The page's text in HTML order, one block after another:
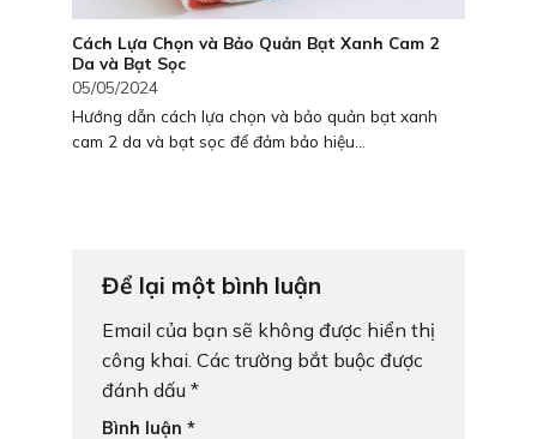
Cách Lựa Chọn và Bảo Quản Bạt Xanh Cam 2
Da và Bạt Sọc
05/05/2024
Hướng dẫn cách lựa chọn và bảo quản bạt xanh
cam 2 da và bạt sọc để đảm bảo hiệu...
Để lại một bình luận
Email của bạn sẽ không được hiển thị
công khai. Các trường bắt buộc được
đánh dấu *
Bình luận *